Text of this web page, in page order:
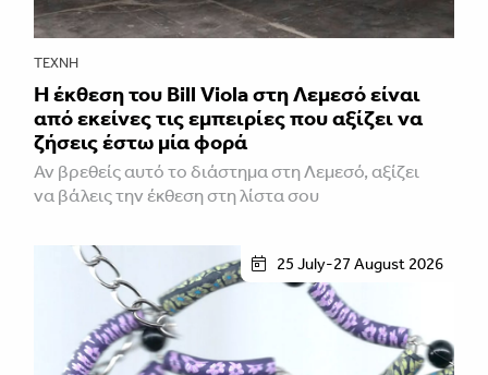
ΤΈΧΝΗ
Η έκθεση του Bill Viola στη Λεμεσό είναι
από εκείνες τις εμπειρίες που αξίζει να
ζήσεις έστω μία φορά
Αν βρεθείς αυτό το διάστημα στη Λεμεσό, αξίζει
να βάλεις την έκθεση στη λίστα σου
25 July-27 August 2026